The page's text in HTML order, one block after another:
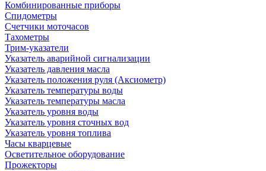
Комбинированные приборы
Спидометры
Счетчики моточасов
Тахометры
Трим-указатели
Указатель аварийной сигнализации
Указатель давления масла
Указатель положения руля (Аксиометр)
Указатель температуры воды
Указатель температуры масла
Указатель уровня воды
Указатель уровня сточных вод
Указатель уровня топлива
Часы кварцевые
Осветительное оборудование
Прожекторы